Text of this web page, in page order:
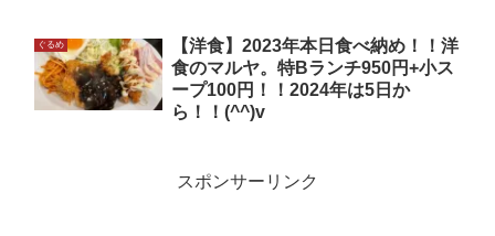
ぐるめ
【洋食】2023年本日食べ納め！！洋
食のマルヤ。特Bランチ950円+小ス
ープ100円！！2024年は5日か
ら！！(^^)v
スポンサーリンク